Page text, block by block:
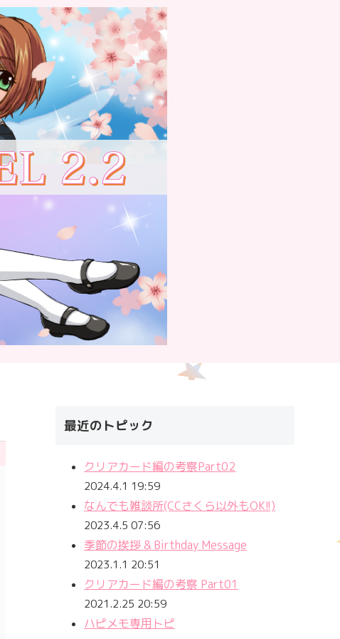
最近のトピック
クリアカード編の考察Part02
2024.4.1 19:59
なんでも雑談所(CCさくら以外もOK!!)
2023.4.5 07:56
季節の挨拶 & Birthday Message
2023.1.1 20:51
クリアカード編の考察 Part01
2021.2.25 20:59
ハピメモ専用トピ